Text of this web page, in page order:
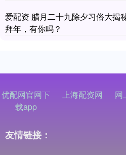
爱配资 腊月二十九除夕习俗大揭
拜年，有你吗？
优配网官网下
载app
上海配资网 网
友情链接：